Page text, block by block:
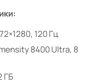
120 Гц
8400 Ultra, 8
ГБ